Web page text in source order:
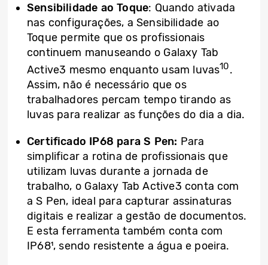
Sensibilidade ao Toque: Quando ativada
nas configurações, a Sensibilidade ao
Toque permite que os profissionais
continuem manuseando o Galaxy Tab
Active3 mesmo enquanto usam luvas10.
Assim, não é necessário que os
trabalhadores percam tempo tirando as
luvas para realizar as funções do dia a dia.
Certificado IP68 para S Pen: Para
simplificar a rotina de profissionais que
utilizam luvas durante a jornada de
trabalho, o Galaxy Tab Active3 conta com
a S Pen, ideal para capturar assinaturas
digitais e realizar a gestão de documentos.
E esta ferramenta também conta com
IP68¹, sendo resistente a água e poeira.